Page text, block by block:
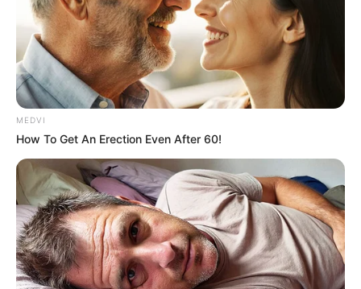
– วันศุกร์ที่ 12 กรกฎาคม 2562
เวลา 13.29 – 14.29 น.
– วันอังคารที่ 16 กรกฎาคม 2562
เวลา 12.29 – 14.49 น.
– วันพฤหัสบดีที่ 18 กรกฎาคม 2562
เวลา 09.09 – 11.59 น.
– วันเสาร์ที่ 20 กรกฎาคม 2562
MEDVI
How To Get An Erection Even After 60!